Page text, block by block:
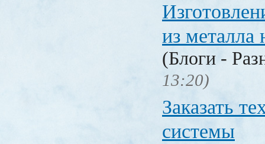
из
(Блоги -
13:20)
Заказать
системы